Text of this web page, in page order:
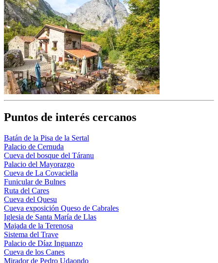
Puntos de interés cercanos
Batán de la Pisa de la Sertal
Palacio de Cernuda
Cueva del bosque del Táranu
Palacio del Mayorazgo
Cueva de La Covaciella
Funicular de Bulnes
Ruta del Cares
Cueva del Quesu
Cueva exposición Queso de Cabrales
Iglesia de Santa María de Llas
Majada de la Terenosa
Sistema del Trave
Palacio de Díaz Inguanzo
Cueva de los Canes
Mirador de Pedro Udaondo